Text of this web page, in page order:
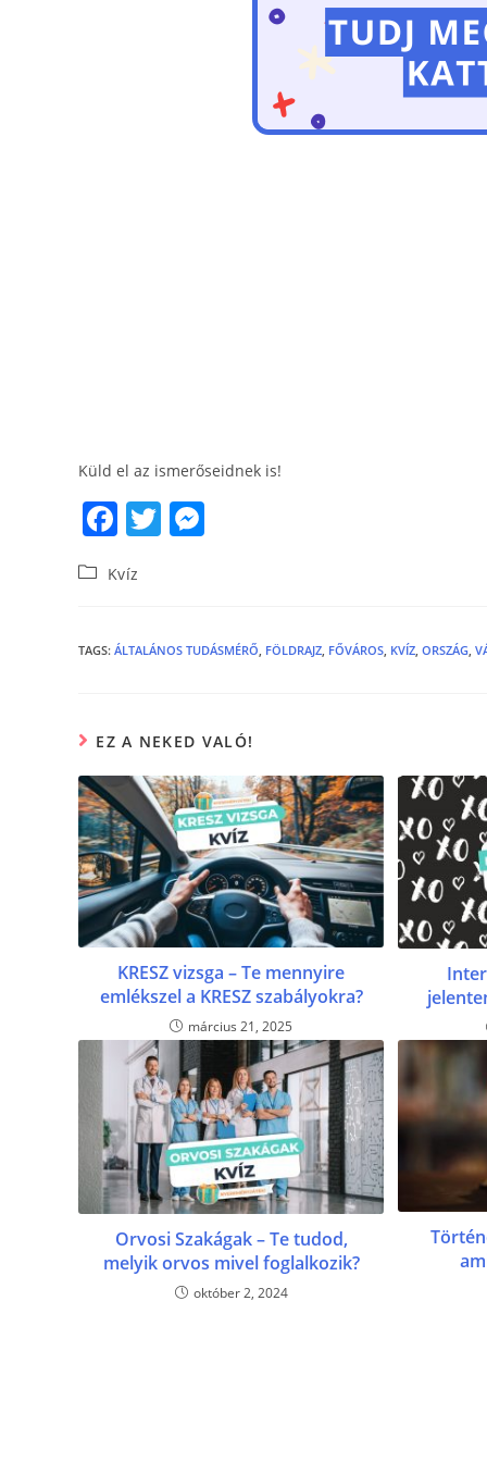
Küld el az ismerőseidnek is!
F
c
b
o
k
T
n
er
Kvíz
TAGS: ÁLTALÁNOS TUDÁSMÉRŐ, FÖLDRAJZ, FŐVÁROS, KVÍZ, ORSZÁG,
EZ A NEKED VALÓ!
KRESZ vizsga – Te mennyire
emlékszel a KRESZ szabályokra?
március 21, 2025
Orvosi Szakágak – Te tudod,
melyik orvos mivel foglalkozik?
október 2, 2024